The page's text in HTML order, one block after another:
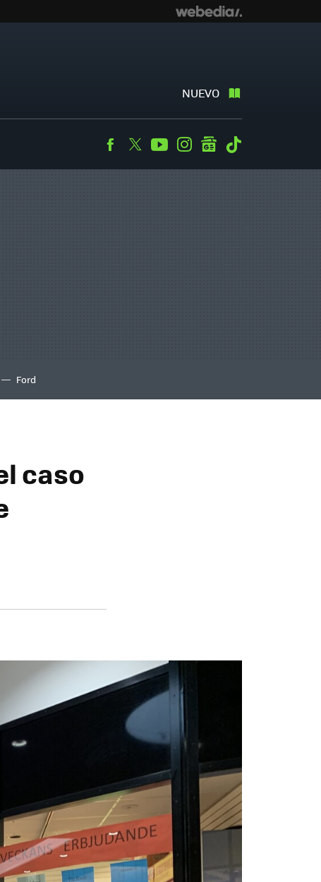
NUEVO
Facebook
TwitterYoutubeInstagramgooglenews
Ford
caso